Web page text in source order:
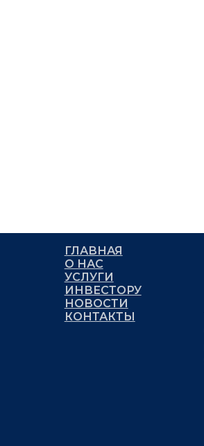
ГЛАВНАЯ
О НАС
УСЛУГИ
ИНВЕСТОРУ
НОВОСТИ
КОНТАКТЫ